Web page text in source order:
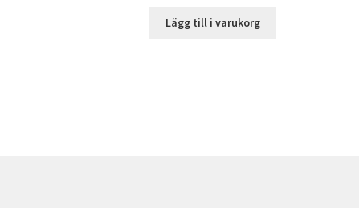
Lägg till i varukorg